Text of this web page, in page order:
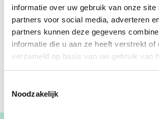
informatie over uw gebruik van onze site
partners voor social media, adverteren
partners kunnen deze gegevens
informatie die u aan ze heeft verstrekt of
verzameld op basis van uw gebruik van
Noodzakelijk